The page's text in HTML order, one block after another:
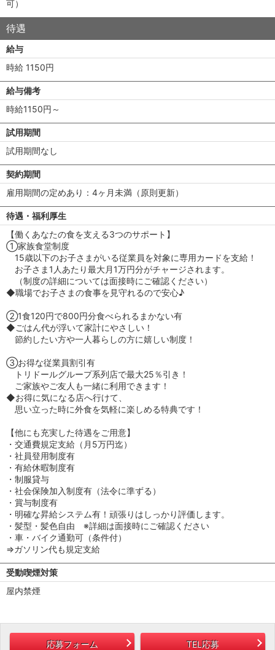
可）
待遇
給与
時給 1150円
給与備考
時給1150円～
試用期間
試用期間なし
契約期間
雇用期間の定めあり：4ヶ月未満（原則更新）
待遇・福利厚生
【働くあなたの食を支える3つのサポート】
①家族食堂制度
15歳以下のお子さまがいる従業員を対象に専用カードを支給！
お子さま1人あたり最大月1万円分がチャージされます。
（制度の詳細については面接時にご確認ください）
◆職場でお子さまの食事を見守れるので安心♪
②1食120円で800円分食べられるまかない有
◆ごはん代が浮いて家計にやさしい！
節約したい方や一人暮らしの方に嬉しい制度！
③お得な従業員割引有
トリドールグループ系列店で最大25％引き！
ご家族やご友人も一緒に利用できます！
◆お得に気になる店へ行けて、
思い立った時に外食を気軽に楽しめる特典です！
【他にも充実した待遇をご用意】
・交通費規定支給（月5万円迄）
・社員登用制度有
・有給休暇制度有
・制服貸与
・社会保険加入制度有（法令に準ずる）
・賞与制度有
・明確な昇給システム有！頑張りはしっかり評価します。
・髪型・髪色自由 ※詳細は面接時にご確認ください
・車・バイク通勤可（条件付）
⇒ガソリン代も規定支給
受動喫煙対策
屋内禁煙
応募フォーム TEL応募